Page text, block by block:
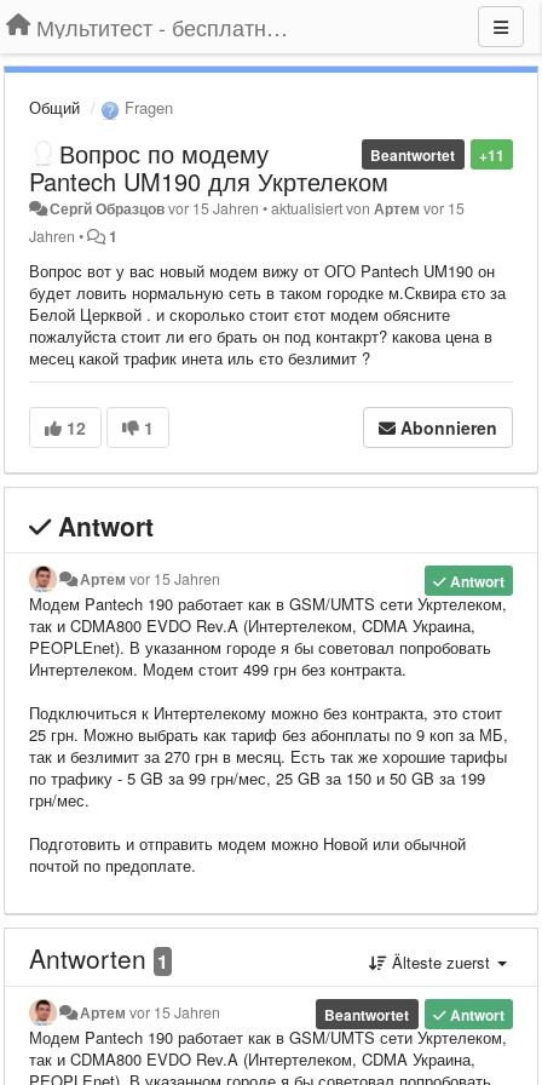
Мультитест - бесплатный подбор провайдера по адресу
Общий Fragen
+11
Beantwortet
Вопрос по модему
Pantech UM190 для Укртелеком
Сергй Образцовvor 15 Jahren •aktualisiert vonАртем vor 15
Jahren • 1
Вопрос вот у вас новый модем вижу от ОГО Pantech UM190 он
будет ловить нормальную сеть в таком городке м.Сквира єто за
Белой Церквой . и скоролько стоит єтот модем обясните
пожалуйста стоит ли его брать он под контакрт? какова цена в
месец какой трафик инета иль єто безлимит ?
12 1 Abonnieren
Antwort
Antwort
Артем vor 15 Jahren
Модем Pantech 190 работает как в GSM/UMTS сети Укртелеком,
так и CDMA800 EVDO Rev.A (Интертелеком, CDMA Украина,
PEOPLEnet). В указанном городе я бы советовал попробовать
Интертелеком. Модем стоит 499 грн без контракта.
Подключиться к Интертелекому можно без контракта, это стоит
25 грн. Можно выбрать как тариф без абонплаты по 9 коп за МБ,
так и безлимит за 270 грн в месяц. Есть так же хорошие тарифы
по трафику - 5 GB за 99 грн/мес, 25 GB за 150 и 50 GB за 199
грн/мес.
Подготовить и отправить модем можно Новой или обычной
почтой по предоплате.
Antworten 1 Älteste zuerst
Antwort
Beantwortet
Артем vor 15 Jahren
Модем Pantech 190 работает как в GSM/UMTS сети Укртелеком,
так и CDMA800 EVDO Rev.A (Интертелеком, CDMA Украина,
PEOPLEnet). В указанном городе я бы советовал попробовать